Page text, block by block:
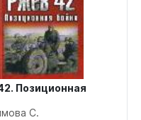
Позиционная
С.